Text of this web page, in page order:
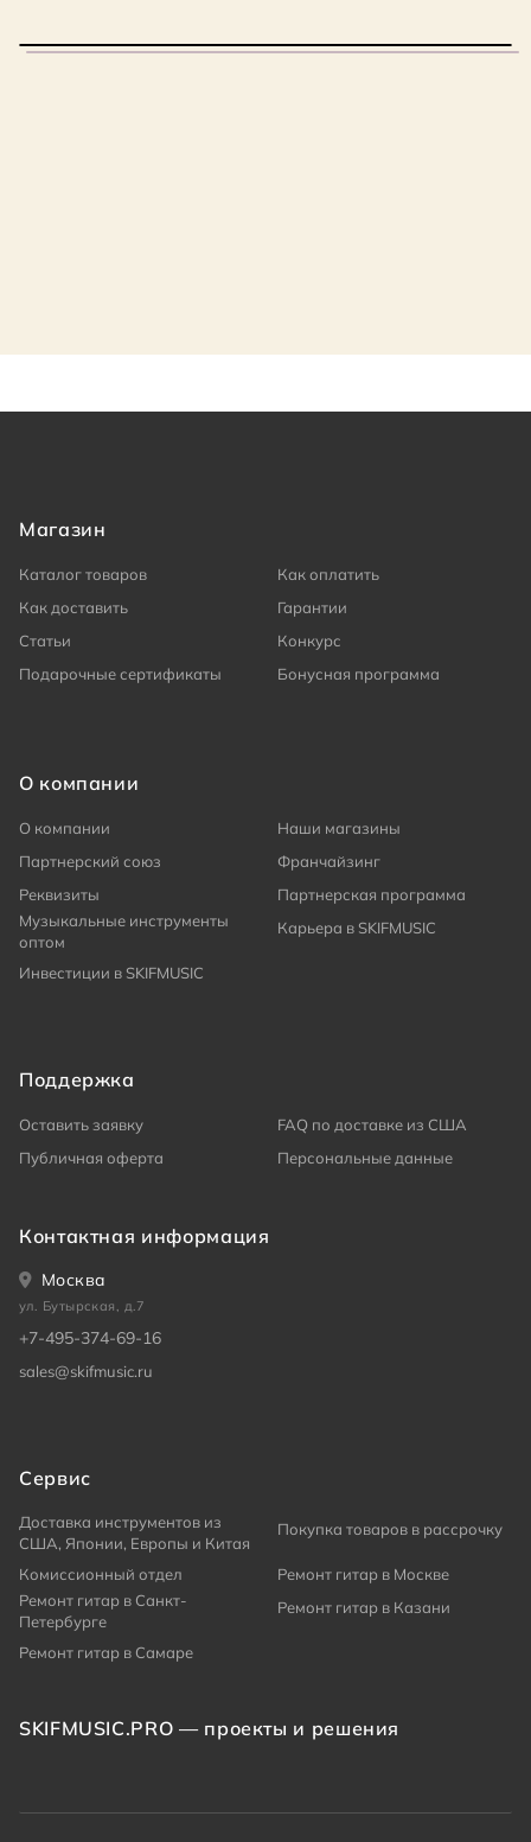
Магазин
Каталог товаров
Как оплатить
Как доставить
Гарантии
Статьи
Конкурс
Подарочные сертификаты
Бонусная программа
О компании
О компании
Наши магазины
Партнерский союз
Франчайзинг
Реквизиты
Партнерская программа
Музыкальные инструменты
оптом
Карьера в SKIFMUSIC
Инвестиции в SKIFMUSIC
Поддержка
Оставить заявку
FAQ по доставке из США
Публичная оферта
Персональные данные
Контактная информация
Москва
ул. Бутырская, д.7
+7-495-374-69-16
sales@skifmusic.ru
Сервис
Доставка инструментов из
США, Японии, Европы и Китая
Покупка товаров в рассрочку
Комиссионный отдел
Ремонт гитар в Москве
Ремонт гитар в Санкт-
Петербурге
Ремонт гитар в Казани
Ремонт гитар в Самаре
SKIFMUSIC.PRO — проекты и решения